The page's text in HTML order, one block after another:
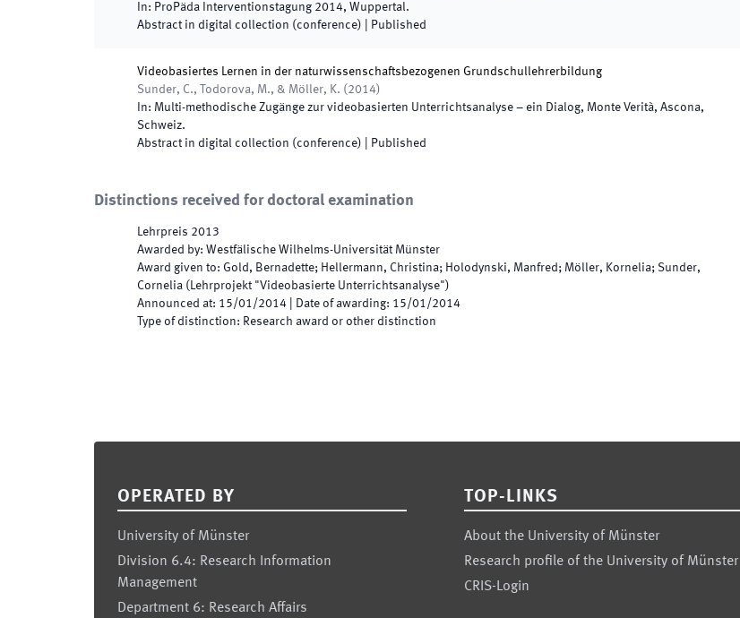
In: ProPäda Interventionstagung 2014, Wuppertal.
Abstract in digital collection (conference)
Published
Videobasiertes Lernen in der naturwissenschaftsbezogenen Grundschullehrerbildung
Sunder, C., Todorova, M., & Möller, K. ( 2014)
In: Multi-methodische Zugänge zur videobasierten Unterrichtsanalyse – ein Dialog, Monte Verità, Ascona,
Schweiz.
Abstract in digital collection (conference)
Published
Distinctions received for doctoral examination
Lehrpreis 2013
Awarded by: Westfälische Wilhelms-Universität Münster
Award given to: Gold, Bernadette; Hellermann, Christina; Holodynski, Manfred; Möller, Kornelia; Sunder,
Cornelia (Lehrprojekt "Videobasierte Unterrichtsanalyse")
Announced at: 15/01/2014 Date of awarding: 15/01/2014
Type of distinction: Research award or other distinction
OPERATED BY
University of Münster
Division 6.4: Research Information
Management
Department 6: Research Affairs
TOP-LINKS
About the University of Münster
Research profile of the University of Münster
CRIS-Login